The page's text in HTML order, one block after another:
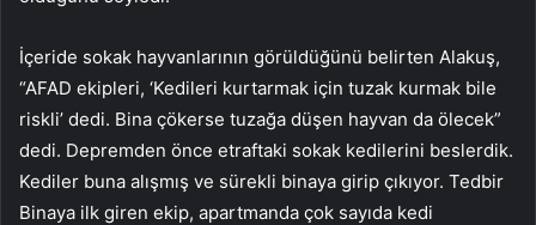
İçeride sokak hayvanlarının görüldüğünü belirten Alakuş,
“AFAD ekipleri, ‘Kedileri kurtarmak için tuzak kurmak bile
riskli’ dedi. Bina çökerse tuzağa düşen hayvan da ölecek”
dedi. Depremden önce etraftaki sokak kedilerini beslerdik.
Kediler buna alışmış ve sürekli binaya girip çıkıyor. Tedbir
Binaya ilk giren ekip, apartmanda çok sayıda kedi